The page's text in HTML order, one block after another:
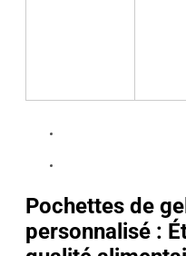
Pochettes de
personnalisé :